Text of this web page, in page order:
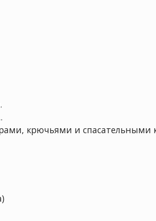
крючьями и спасательными